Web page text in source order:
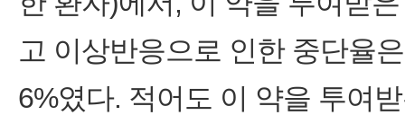
고 이상반응으로 인한 중단율
6%였다. 적어도 이 약을 투여